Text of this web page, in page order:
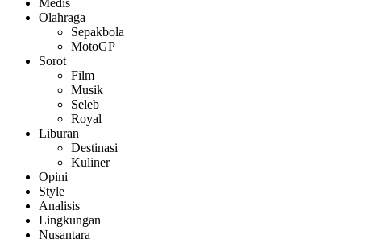
Medis
Olahraga
Sepakbola
MotoGP
Sorot
Film
Musik
Seleb
Royal
Liburan
Destinasi
Kuliner
Opini
Style
Analisis
Lingkungan
Nusantara